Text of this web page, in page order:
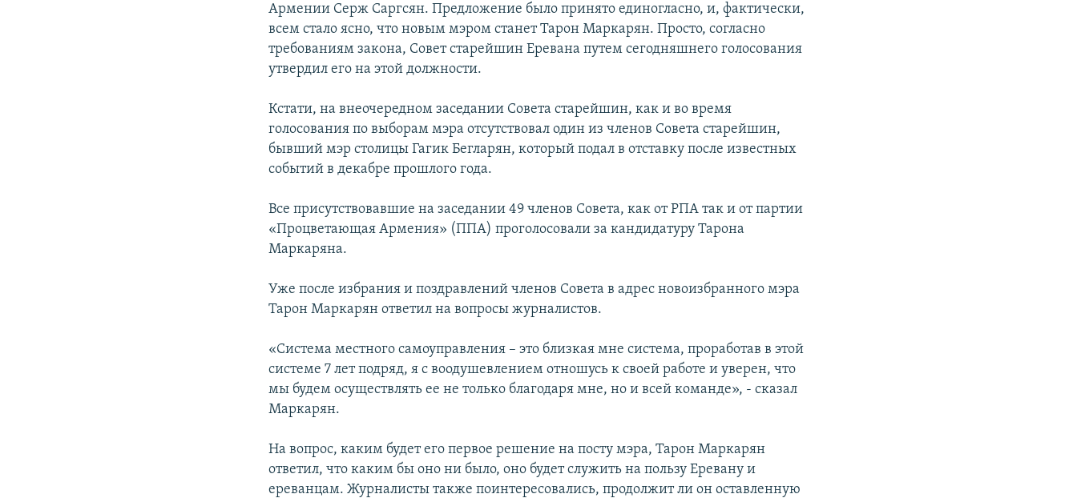
Армении Серж Саргсян. Предложение было принято единогласно, и, фактически,
всем стало ясно, что новым мэром станет Тарон Маркарян. Просто, согласно
требованиям закона, Совет старейшин Еревана путем сегодняшнего голосования
утвердил его на этой должности.
Кстати, на внеочередном заседании Совета старейшин, как и во время
голосования по выборам мэра отсутствовал один из членов Совета старейшин,
бывший мэр столицы Гагик Бегларян, который подал в отставку после известных
событий в декабре прошлого года.
Все присутствовавшие на заседании 49 членов Совета, как от РПА так и от партии
«Процветающая Армения» (ППА) проголосовали за кандидатуру Тарона
Маркаряна.
Уже после избрания и поздравлений членов Совета в адрес новоизбранного мэра
Тарон Маркарян ответил на вопросы журналистов.
«Система местного самоуправления – это близкая мне система, проработав в этой
системе 7 лет подряд, я с воодушевлением отношусь к своей работе и уверен, что
мы будем осуществлять ее не только благодаря мне, но и всей команде», - сказал
Маркарян.
На вопрос, каким будет его первое решение на посту мэра, Тарон Маркарян
ответил, что каким бы оно ни было, оно будет служить на пользу Еревану и
ереванцам. Журналисты также поинтересовались, продолжит ли он оставленную